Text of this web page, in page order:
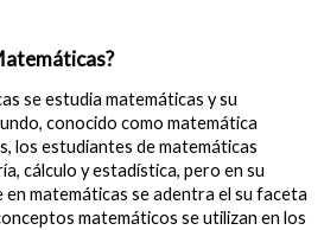
se estudia matemáticas y su
conocido como matemática
los estudiantes de matemáticas
cálculo y estadística, pero en su
matemáticas se adentra el su faceta
matemáticos se utilizan en los